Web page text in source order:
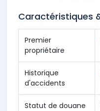
Caractéristiques
Premier
propriétaire
Historique
d'accidents
Statut de douane